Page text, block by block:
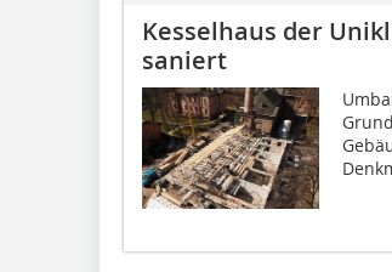
Kesselhaus der
saniert